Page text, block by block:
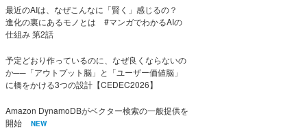
最近のAIは、なぜこんなに「賢く」感じるの？
進化の裏にあるモノとは #マンガでわかるAIの
仕組み 第2話
予定どおり作っているのに、なぜ良くならないの
か──「アウトプット脳」と「ユーザー価値脳」
に橋をかける3つの設計【CEDEC2026】
Amazon DynamoDBがベクター検索の一般提供を
開始
NEW